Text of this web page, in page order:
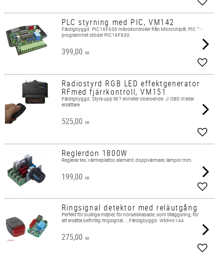
Add
PLC styrning med PIC, VM142
Färdigbyggd. PIC16F630 mikrokontroller från Microchip®, PIC ™ -
programmet stöder PIC16F630.
399,00 KR
Add
Radiostyrd RGB LED effektgenerator
RFmed fjärrkontroll, VM151
Färdigbyggd. Styra upp till 7 enheter oberoende. // OBS Vi letar
ersättare.
525,00 KR
Add
Reglerdon 1800W
​Reglerar tex, värmeplattor, element, doppvärmare, lampor mm.
199,00 KR
Add
Ringsignal detektor med reläutgång
Perfekt för bullriga miljöer, för hörselskadade, som tilläggsring, för
att ersätta befintlig ringsignal, ...Färdigbyggd. WMHA144
275,00 KR
Add